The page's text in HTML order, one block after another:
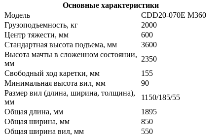
Основные характеристики
Модель
CDD20-070E M360
Грузоподъемность, кг
2000
Центр тяжести, мм
600
Стандартная высота подъема, мм
3600
Высота мачты в сложенном состоянии,
мм
2350
Свободный ход каретки, мм
155
Минимальная высота вил, мм
90
Размер вил (длина, ширина, толщина),
мм
1150/185/55
Общая длина, мм
1895
Общая ширина, мм
850
Общая ширина вил, мм
550